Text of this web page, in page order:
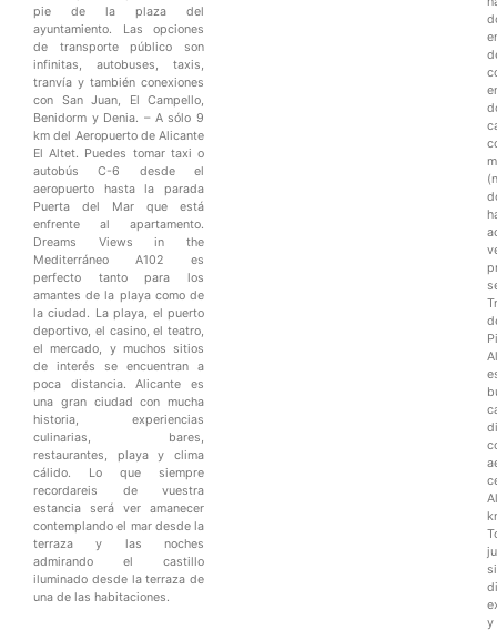
pie de la plaza del
ayuntamiento. Las opciones
de transporte público son
infinitas, autobuses, taxis,
tranvía y también conexiones
con San Juan, El Campello,
Benidorm y Denia. – A sólo 9
km del Aeropuerto de Alicante
El Altet. Puedes tomar taxi o
autobús C-6 desde el
aeropuerto hasta la parada
Puerta del Mar que está
enfrente al apartamento.
Dreams Views in the
Mediterráneo A102 es
perfecto tanto para los
amantes de la playa como de
la ciudad. La playa, el puerto
deportivo, el casino, el teatro,
el mercado, y muchos sitios
de interés se encuentran a
poca distancia. Alicante es
una gran ciudad con mucha
historia, experiencias
culinarias, bares,
restaurantes, playa y clima
cálido. Lo que siempre
recordareis de vuestra
estancia será ver amanecer
contemplando el mar desde la
terraza y las noches
admirando el castillo
iluminado desde la terraza de
una de las habitaciones.